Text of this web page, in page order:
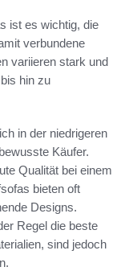
ist es wichtig, die
verbundene
variieren stark und
hin zu
in der niedrigeren
Käufer.
Qualität bei einem
bieten oft
Designs.
Regel die beste
sind jedoch